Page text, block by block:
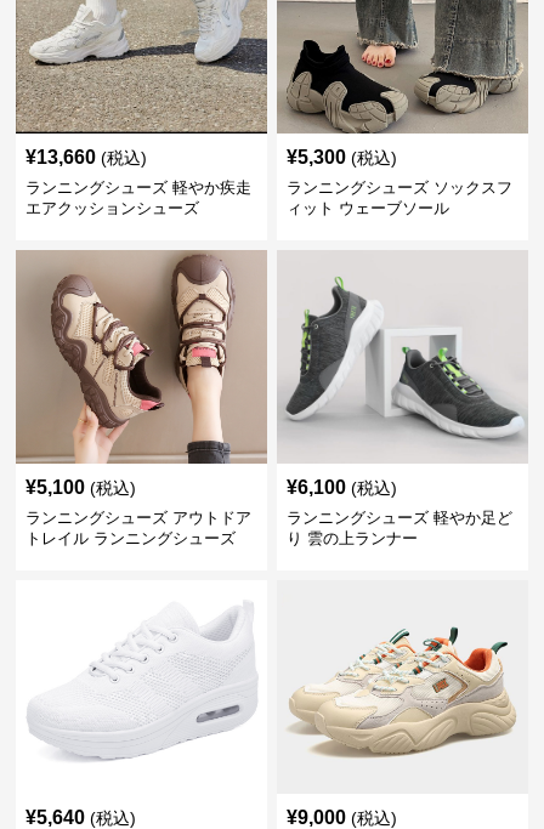
¥13,660 (税込)
ランニングシューズ 軽やか疾走
エアクッションシューズ
¥5,300 (税込)
ランニングシューズ ソックスフ
ィット ウェーブソール
¥5,100 (税込)
ランニングシューズ アウトドア
トレイル ランニングシューズ
¥6,100 (税込)
ランニングシューズ 軽やか足ど
り 雲の上ランナー
¥5,640 (税込) ¥9,000 (税込)